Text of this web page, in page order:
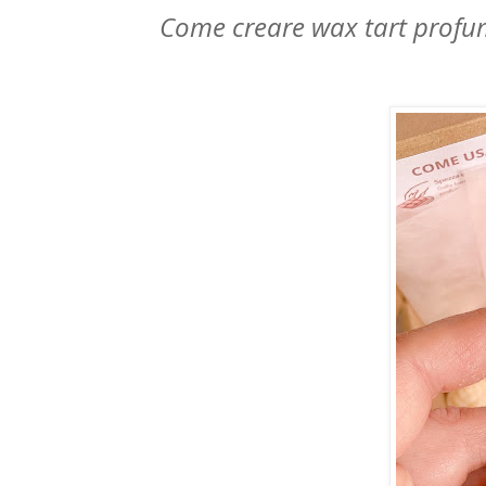
Come creare wax tart